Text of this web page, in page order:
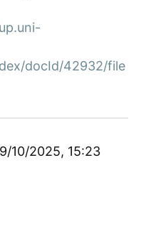
docId/42932/file
10/2025, 15:23